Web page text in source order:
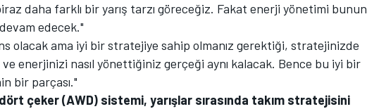
daha farklı bir yarış tarzı göreceğiz. Fakat enerji yönetimi bunun
edecek."
olacak ama iyi bir stratejiye sahip olmanız gerektiği, stratejinizde
enerjinizi nasıl yönettiğiniz gerçeği aynı kalacak. Bence bu iyi bir
bir parçası."
çeker (AWD) sistemi, yarışlar sırasında takım stratejisini